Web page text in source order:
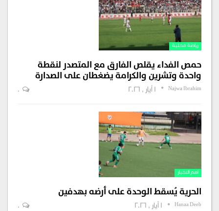
رياضة محلية
حمص الفداء يقلص الفارق مع المتصدر لنقطة
واحدة وتشرين والكرامة يضغطان على الصدارة
Najwa Ibrahim
0
اهم الاخبار
الحرية يُسقط الوحدة على أرضه بهدفين
Hanaa Deeb
0